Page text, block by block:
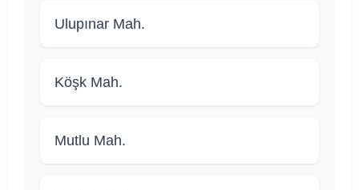
Ulupınar Mah.
Köşk Mah.
Mutlu Mah.